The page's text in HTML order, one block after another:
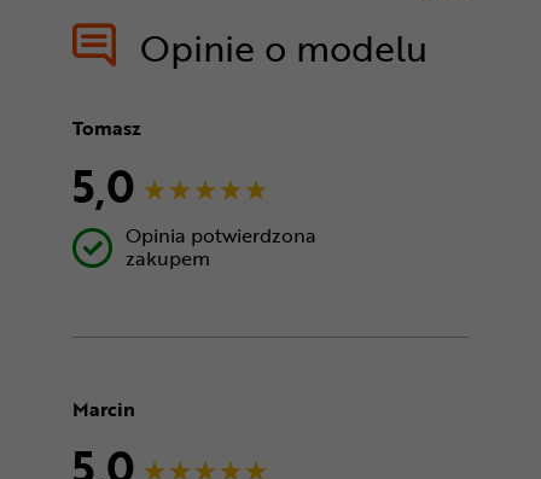
Opinie o modelu
Tomasz
5,0
Opinia potwierdzona
zakupem
Marcin